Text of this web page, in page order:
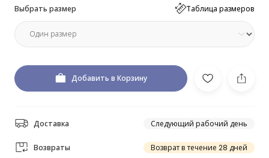
Выбрать размер Таблица размеров
Добавить в Корзину
Доставка Следующий рабочий день
Возвраты Возврат в течение 28 дней